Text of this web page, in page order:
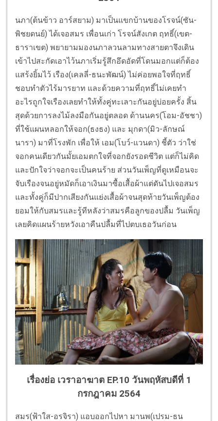
นภา(ต้นข้าว อาร์สยาม) มาเป็นแขกบ้านของโรจน์(ซัน-
พิชยดนย์) ได้เจอสมร เพื่อนเก่า โรจน์สังเกต ฤทธิ์(เขต-
ธาราเขต) พยายามมองนภาลวนลามทางสายตาจึงเดิน
เข้าไปสะกัดเอาไว้นภาเริ่มรู้สึกอึดอัดที่โดนมอกแต่ก็ต้อง
แสร้งยิ้มไว้ เรือง(เคลลี่-ธนะพัฒน์) ไม่ค่อยพอใจที่ฤทธิ์
ชอบทำตัวไร้มารยาท และด้วยความที่ฤทธิ์ไม่เคยทำ
อะไรถูกใจเรืองเลยทำให้ทั้งคู่ทะเลาะกันอยู่บ่อยครั้ง สิ้น
สุดด้วยการลงไม้ลงมือกันอยู่ตลอด ด้านนคร(โอม-อัชชา)
ที่ใช้แผนหลอกให้จอก(ธงธง) และ มุกดา(มิว-ลักษณ์
นารา) มาที่โรงพัก เพื่อให้ เอม(โบว์-แวนดา) ชี้ตัว ว่าใช่
จอกคนเดียวกันมั้ยเอมตกใจที่จอกยังรอดชีวิต แต่ก็ไม่คิด
และปักใจว่าจอกจะเป็นคนร้าย ส่วนวันเพ็ญที่ดูเหมือนจะ
จับเรืองจนอยู่หมัดก็เอาเงินมาซื้อเสื้อผ้าแต่ดันไปเจอสมร
และทั้งคู่ก็มีปากเสียงกันแย่งเสื้อผ้าจนสุดท้ายวันเพ็ญต้อง
ยอมให้กับสมรและรู้ทีหลังว่าสมรคือลูกของปลื้ม วันเพ็ญ
เลยคิดแผนร้ายหวังเอาคืนปลื้มที่ไปตบเธอวันก่อน
เรื่องย่อ เวราอาฆาต EP.10 วันพฤหัสบดีที่ 1
กรกฎาคม 2564
สมร(ฟ้าใส-อรจิรา) แอบออกไปหา มานพ(เปรม-ธน